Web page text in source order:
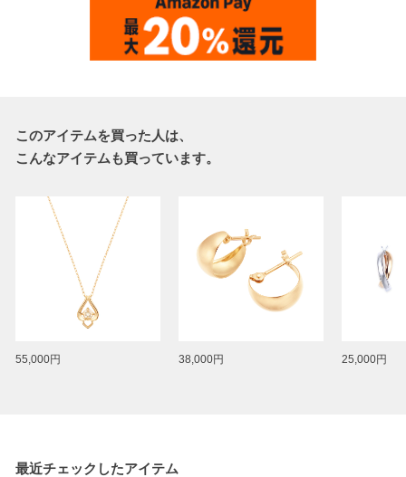
このアイテムを買った人は、
こんなアイテムも買っています。
55,000円 38,000円 25,000円
最近チェックしたアイテム